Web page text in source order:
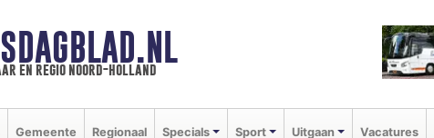
en regio noord-holland
Gemeente Regionaal Specials Sport Uitgaan Vacatures